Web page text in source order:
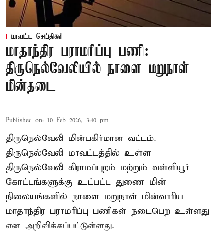
மாவட்ட செய்திகள்
மாதாந்திர பராமரிப்பு பணி:
திருநெல்வேலியில் நாளை மறுநாள்
மின்தடை
Published on: 10 Feb 2026, 3:40 pm
திருநெல்வேலி மின்பகிர்மான வட்டம்,
திருநெல்வேலி மாவட்டத்தில் உள்ள
திருநெல்வேலி கிராமப்புறம் மற்றும் வள்ளியூர்
கோட்டங்களுக்கு உட்பட்ட துணை மின்
நிலையங்களில் நாளை மறுநாள் மின்வாரிய
மாதாந்திர பராமரிப்பு பணிகள் நடைபெற உள்ளது
என அறிவிக்கப்பட்டுள்ளது.